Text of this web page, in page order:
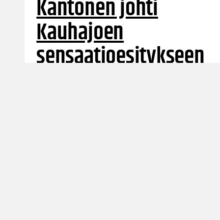
Kantonen johti
Kauhajoen
sensaatioesitykseen